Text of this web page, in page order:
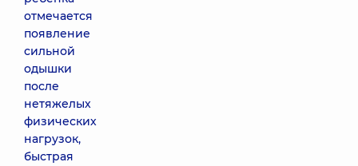
отмечается
появление
сильной
одышки
после
нетяжелых
физических
нагрузок,
быстрая